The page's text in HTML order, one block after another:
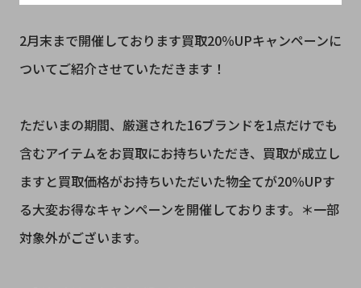
2月末まで開催しております買取20％UPキャンペーンに
ついてご紹介させていただきます！
ただいまの期間、厳選された16ブランドを1点だけでも
含むアイテムをお買取にお持ちいただき、買取が成立し
ますと買取価格がお持ちいただいた物全てが20％UPす
る大変お得なキャンペーンを開催しております。＊一部
対象外がございます。